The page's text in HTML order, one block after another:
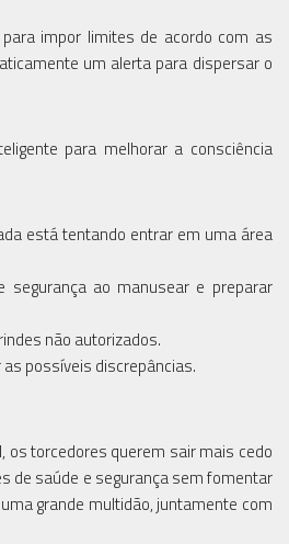
impor limites de acordo com as
um alerta para dispersar o
para melhorar a consciência
está tentando entrar em uma área
ao manusear e preparar
não autorizados.
possíveis discrepâncias.
os torcedores querem sair mais cedo
de saúde e segurança sem fomentar
grande multidão, juntamente com